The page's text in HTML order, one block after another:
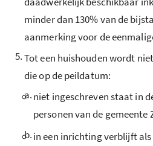
minder dan 130% van de
aanmerking voor de
5.Tot een huishouden wordt
die op de peildatum:
a.niet ingeschreven staat in
personen van de gemeente
b.in een inrichting verblijft